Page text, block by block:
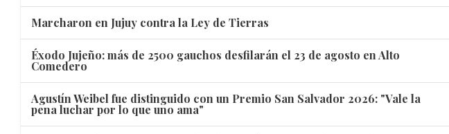
Marcharon en Jujuy contra la Ley de Tierras
Éxodo Jujeño: más de 2500 gauchos desfilarán el 23 de agosto en Alto
Comedero
Agustín Weibel fue distinguido con un Premio San Salvador 2026: "Vale la
pena luchar por lo que uno ama"